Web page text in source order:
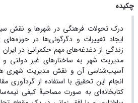
چکیده
درک تحولات فرهنگی در شهرها و نقش
ایجاد ‏تغییرات و دگرگونی‌ها در
زندگی از دغدغه‌های مهم حکمرانی در
مدیریت شهر به ساختارهای غیر دولتی
آسیب‌شناسی آن و نقش مدیریت شهری
انجام این تحقیق با استفاده از گردآوری
کتابخانه‌ای به صورت مصاحبۀ کیفی